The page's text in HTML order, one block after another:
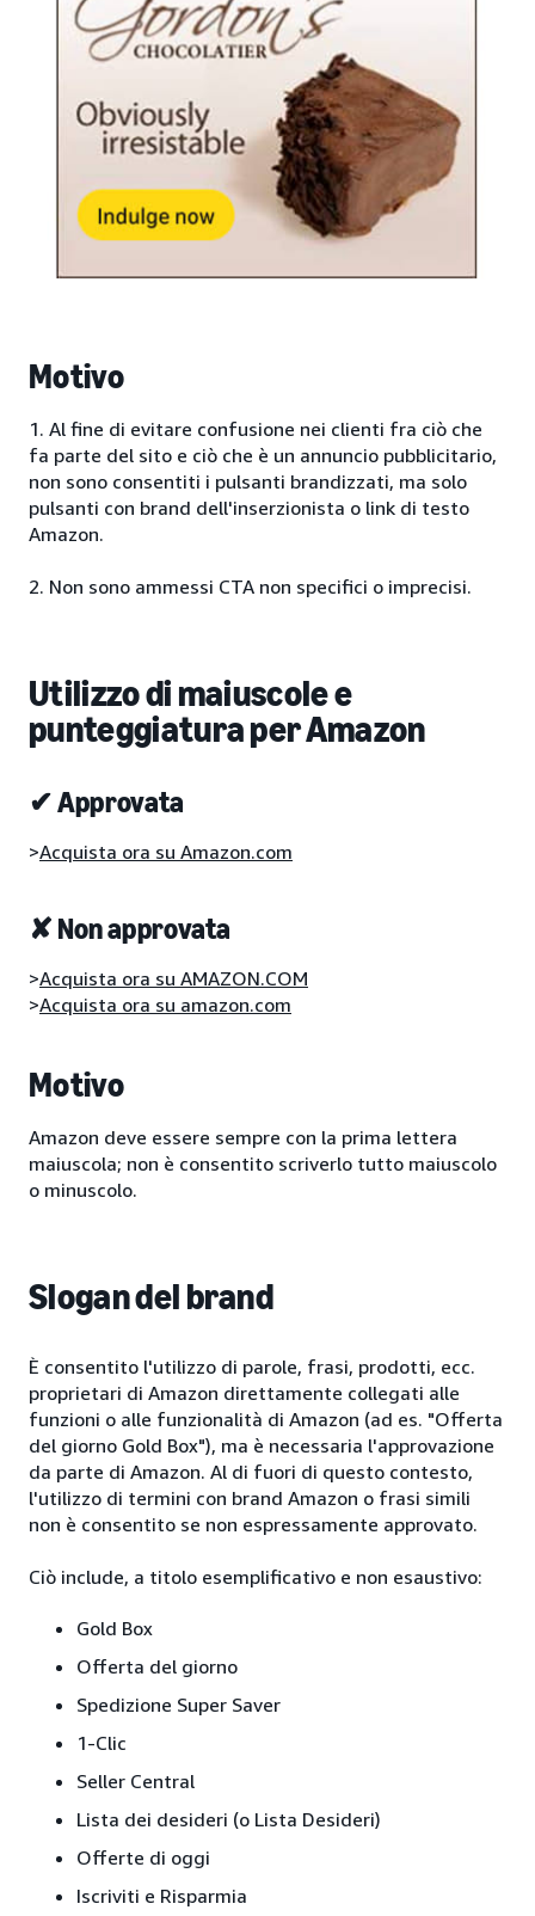
Motivo
1. Al fine di evitare confusione nei clienti fra ciò che
fa parte del sito e ciò che è un annuncio pubblicitario,
non sono consentiti i pulsanti brandizzati, ma solo
pulsanti con brand dell'inserzionista o link di testo
Amazon.
2. Non sono ammessi CTA non specifici o imprecisi.
Utilizzo di maiuscole e
punteggiatura per Amazon
✔ Approvata
>Acquista ora su Amazon.com
✘ Non approvata
>Acquista ora su AMAZON.COM
>Acquista ora su amazon.com
Motivo
Amazon deve essere sempre con la prima lettera
maiuscola; non è consentito scriverlo tutto maiuscolo
o minuscolo.
Slogan del brand
È consentito l'utilizzo di parole, frasi, prodotti, ecc.
proprietari di Amazon direttamente collegati alle
funzioni o alle funzionalità di Amazon (ad es. "Offerta
del giorno Gold Box"), ma è necessaria l'approvazione
da parte di Amazon. Al di fuori di questo contesto,
l'utilizzo di termini con brand Amazon o frasi simili
non è consentito se non espressamente approvato.
Ciò include, a titolo esemplificativo e non esaustivo:
Gold Box
Offerta del giorno
Spedizione Super Saver
1-Clic
Seller Central
Lista dei desideri (o Lista Desideri)
Offerte di oggi
Iscriviti e Risparmia